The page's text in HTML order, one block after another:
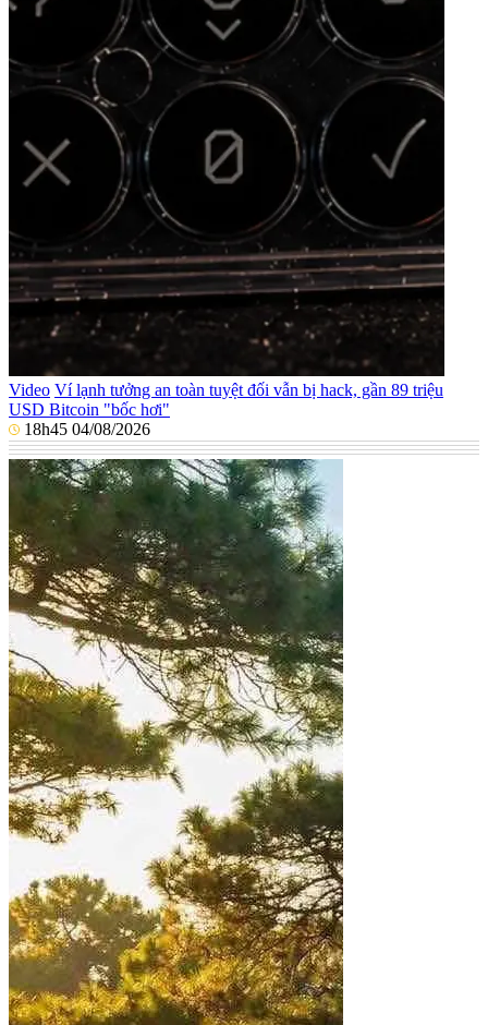
Video Ví lạnh tưởng an toàn tuyệt đối vẫn bị hack, gần 89 triệu
USD Bitcoin "bốc hơi"
18h45 04/08/2026